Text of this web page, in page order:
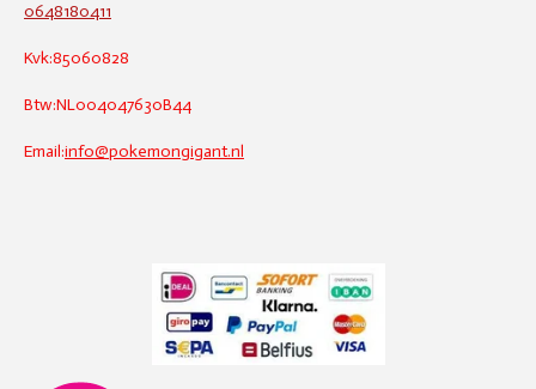
0648180411
Kvk:85060828
Btw:NL004047630B44
Email:info@pokemongigant.nl